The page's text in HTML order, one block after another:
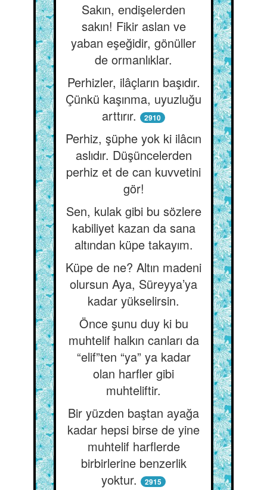
Sakın, endişelerden
sakın! Fikir aslan ve
yaban eşeğidir, gönüller
de ormanlıklar.
Perhizler, ilâçların başıdır.
Çünkü kaşınma, uyuzluğu
arttırır.
2910
Perhiz, şüphe yok ki ilâcın
aslıdır. Düşüncelerden
perhiz et de can kuvvetini
gör!
Sen, kulak gibi bu sözlere
kabiliyet kazan da sana
altından küpe takayım.
Küpe de ne? Altın madeni
olursun Aya, Süreyya’ya
kadar yükselirsin.
Önce şunu duy ki bu
muhtelif halkın canları da
“elif”ten “ya” ya kadar
olan harfler gibi
muhteliftir.
Bir yüzden baştan ayağa
kadar hepsi birse de yine
muhtelif harflerde
birbirlerine benzerlik
yoktur.
2915